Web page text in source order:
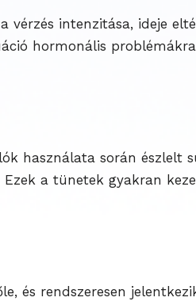
intenzitása, ideje
hormonális
használata során észlelt
a tünetek gyakran
és rendszeresen